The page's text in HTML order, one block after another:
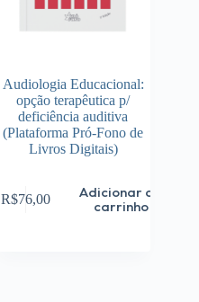
Audiologia Educacional:
opção terapêutica p/
deficiência auditiva
(Plataforma Pró-Fono de
Livros Digitais)
R$76,00
Adicionar ao
carrinho